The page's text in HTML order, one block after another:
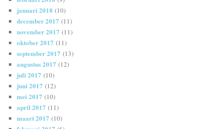
januari 2018 (10)
december 2017 (11)
november 2017 (11)
oktober 2017 (11)
september 2017 (13)
augustus 2017 (12)
juli 2017 (10)
juni 2017 (12)
mei 2017 (10)
april 2017 (11)
maart 2017 (10)